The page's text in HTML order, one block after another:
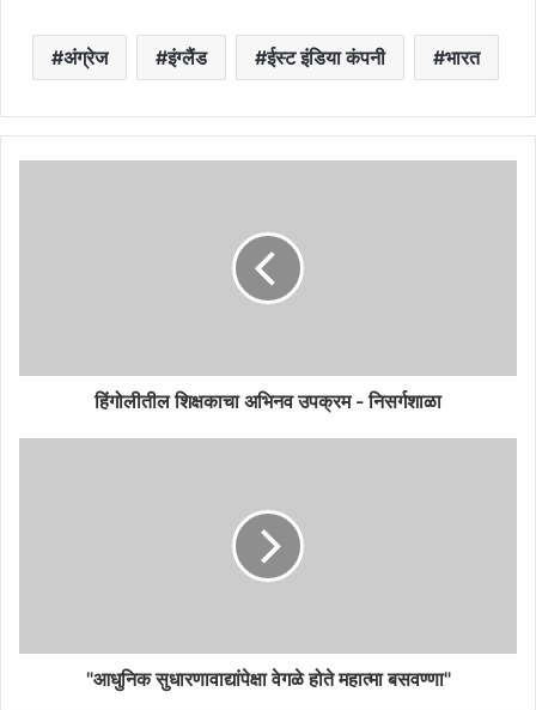
अंग्रेज इंग्लैंड ईस्ट इंडिया कंपनी भारत
हिंगोलीतील शिक्षकाचा अभिनव उपक्रम - निसर्गशाळा
"आधुनिक सुधारणावाद्यांपेक्षा वेगळे होते महात्मा बसवण्णा"